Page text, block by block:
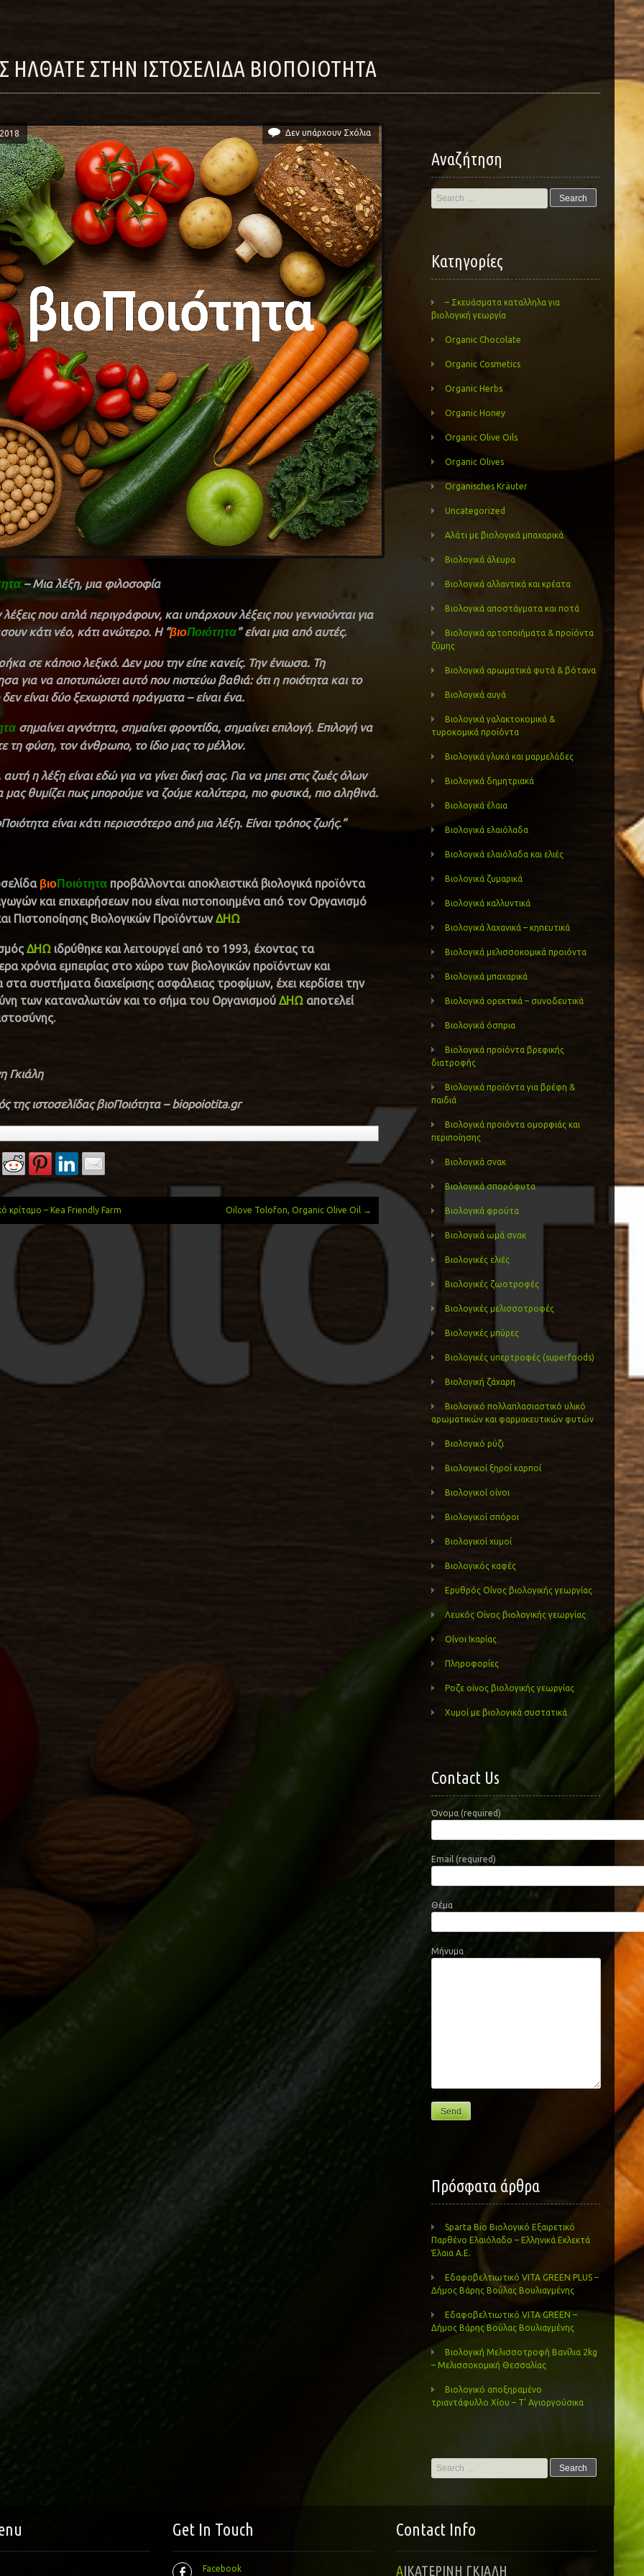
ΉΛΘΑΤΕ ΣΤΗΝ ΙΣΤΟΣΕΛΊΔΑ ΒΙΟΠΟΙΌΤΗΤΑ
Δεν υπάρχουν Σχόλια
– Μια λέξη, μια φιλοσοφία
που απλά περιγράφουν, και υπάρχουν λέξεις που γεννιούνται για
κάτι νέο, κάτι ανώτερο. Η “βιοΠοιότητα” είναι μια από αυτές.
σε κάποιο λεξικό. Δεν μου την είπε κανείς. Την ένιωσα. Τη
για να αποτυπώσει αυτό που πιστεύω βαθιά: ότι η ποιότητα και το
δεν είναι δύο ξεχωριστά πράγματα – είναι ένα.
σημαίνει αγνότητα, σημαίνει φροντίδα, σημαίνει επιλογή. Επιλογή να
τη φύση, τον άνθρωπο, το ίδιο μας το μέλλον.
η λέξη είναι εδώ για να γίνει δική σας. Για να μπει στις ζωές όλων
μας θυμίζει πως μπορούμε να ζούμε καλύτερα, πιο φυσικά, πιο αληθινά.
είναι κάτι περισσότερο από μια λέξη. Είναι τρόπος ζωής.”
βιοΠοιότητα προβάλλονται αποκλειστικά βιολογικά προϊόντα
και επιχειρήσεων που είναι πιστοποιημένα από τον Οργανισμό
Πιστοποίησης Βιολογικών ΠροϊόντωνΔΗΩ
ΔΗΩ ιδρύθηκε και λειτουργεί από το 1993, έχοντας τα
χρόνια εμπειρίας στο χώρο των βιολογικών προϊόντων και
στα συστήματα διαχείρισης ασφάλειας τροφίμων, έχει κερδίσει την
των καταναλωτών και το σήμα του Οργανισμού ΔΗΩ αποτελεί
Γκιάλη
της ιστοσελίδας βιοΠοιότητα – biopoiotita.gr
κρίταμο – Kea Friendly Farm Oilove Tolofon, Organic Olive Oil →
Αναζήτηση
Search
for:
Kατηγορίες
– Σκευάσματα καταλληλα για
βιολογική γεωργία
Organic Chocolate
Organic Cosmetics
Organic Herbs
Organic Honey
Organic Olive Oils
Organic Olives
Organisches Kräuter
Uncategorized
Αλάτι με βιολογικά μπαχαρικά
Βιολογικά άλευρα
Βιολογικά αλλαντικά και κρέατα
Βιολογικά αποστάγματα και ποτά
Βιολογικά αρτοποιήματα & προϊόντα
ζύμης
Βιολογικά αρωματικά φυτά & βότανα
Βιολογικά αυγά
Βιολογικά γαλακτοκομικά &
τυροκομικά προϊόντα
Βιολογικά γλυκά και μαρμελάδες
Βιολογικά δημητριακά
Βιολογικά έλαια
Βιολογικά ελαιόλαδα
Βιολογικά ελαιόλαδα και ελιές
Βιολογικά ζυμαρικά
Βιολογικά καλλυντικά
Βιολογικά λαχανικά – κηπευτικά
Βιολογικά μελισσοκομικά προιόντα
Βιολογικά μπαχαρικά
Βιολογικά ορεκτικά – συνοδευτικά
Βιολογικά όσπρια
Βιολογικά προϊόντα βρεφικής
διατροφής
Βιολογικά προϊόντα για βρέφη &
παιδιά
Βιολογικά προιόντα ομορφιάς και
περιποίησης
Βιολογικά σνακ
Βιολογικά σπορόφυτα
Βιολογικά φρούτα
Βιολογικά ωμά σνακ
Βιολογικές ελιές
Βιολογικές ζωοτροφές
Βιολογικές μελισσοτροφές
Βιολογικές μπύρες
Βιολογικές υπερτροφές (superfoods)
Βιολογική ζάχαρη
Βιολογικό πολλαπλασιαστικό υλικό
αρωματικών και φαρμακευτικών φυτών
Βιολογικό ρύζι
Βιολογικοί ξηροί καρποί
Βιολογικοί οίνοι
Βιολογικοί σπόροι
Βιολογικοί χυμοί
Βιολογικός καφές
Ερυθρός Οίνος βιολογικής γεωργίας
Λευκός Οίνος βιολογικής γεωργίας
Οίνοι Ικαρίας
Πληροφορίες
Ροζε οίνος βιολογικής γεωργίας
Χυμοί με βιολογικά συστατικά
Contact Us
Όνομα (required)
Email (required)
Θέμα
Μήνυμα
Πρόσφατα άρθρα
Sparta Bio Βιολογικό Εξαιρετικό
Παρθένο Ελαιόλαδο – Ελληνικά Εκλεκτά
Έλαια Α.Ε.
Εδαφοβελτιωτικό VITA GREEN PLUS –
Δήμος Βάρης Βούλας Βουλιαγμένης
Εδαφοβελτιωτικό VITA GREEN –
Δήμος Βάρης Βούλας Βουλιαγμένης
Βιολογική Μελισσοτροφή Βανίλια 2kg
– Μελισσοκομική Θεσσαλίας
Βιολογικό αποξηραμένο
τριαντάφυλλο Χίου – Τ’ Αγιοργούσικα
Search
for:
Get In Touch
Facebook
Contact Info
ΑΙΚΑΤΕΡΙΝΗ ΓΚΙΑΛΗ